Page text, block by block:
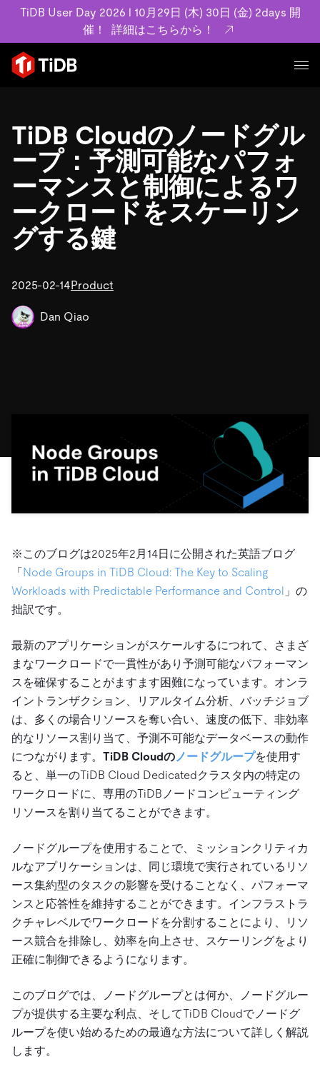
TiDB User Day 2026 l 10月29日 (木) 30日 (金) 2days 開
催！
詳細はこちらから！
プロダクト
MySQL互換の分散データベースで高可用性と水平スケー
ラビリティを備え大規模データをリアルタイムで処理でき
ます。
詳細はこちら
プラン
料金
エコシステム
ユースケース
事例記事
お客様事例やユーザーによる検証結果の記事などを紹介し
ています。
業界
リソース
学習コンテンツ
ブログ
エンゲージメント
認定資格試験
会社概要
基本規約、TiDBクラウドサービス契約、SLA、利用規約、
プライバシーポリシーなど、契約関連の情報を紹介しま
す。
会社概要
ニュース
会社案内
パートナー
お問い合わせ
ドキュメント
ドキュメント
TiDB Cloudのノードグル
ープ：予測可能なパフォ
ーマンスと制御によるワ
ークロードをスケーリン
グする鍵
2025-02-14Product
Dan Qiao
※このブログは2025年2月14日に公開された英語ブログ
「Node Groups in TiDB Cloud: The Key to Scaling
Workloads with Predictable Performance and Control 」の
拙訳です。
最新のアプリケーションがスケールするにつれて、さまざ
まなワークロードで一貫性があり予測可能なパフォーマン
スを確保することがますます困難になっています。オンラ
イントランザクション、リアルタイム分析、バッチジョブ
は、多くの場合リソースを奪い合い、速度の低下、非効率
的なリソース割り当て、予測不可能なデータベースの動作
につながります。 TiDB Cloudの ノードグループを使用す
ると、単一のTiDB Cloud Dedicatedクラスタ内の特定の
ワークロードに、専用のTiDBノードコンピューティング
リソースを割り当てることができます。
ノードグループを使用することで、ミッションクリティカ
ルなアプリケーションは、同じ環境で実行されているリソ
ース集約型のタスクの影響を受けることなく、パフォーマ
ンスと応答性を維持することができます。インフラストラ
クチャレベルでワークロードを分割することにより、リソ
ース競合を排除し、効率を向上させ、スケーリングをより
正確に制御できるようになります。
このブログでは、ノードグループとは何か、ノードグルー
プが提供する主要な利点、そしてTiDB Cloudでノードグ
ループを使い始めるための最適な方法について詳しく解説
します。